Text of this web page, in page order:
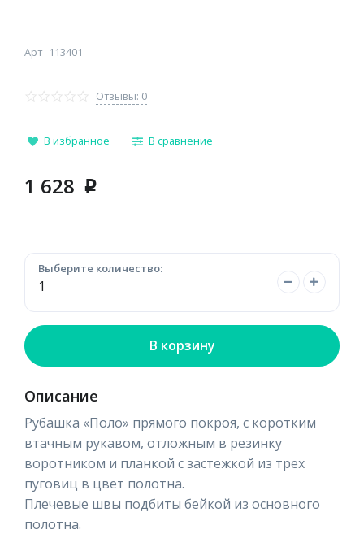
Арт 113401
Отзывы: 0
В избранное В сравнение
1 628 p
Выберите количество:
В корзину
Описание
Рубашка «Поло» прямого покроя, с коротким
втачным рукавом, отложным в резинку
воротником и планкой с застежкой из трех
пуговиц в цвет полотна.
Плечевые швы подбиты бейкой из основного
полотна.